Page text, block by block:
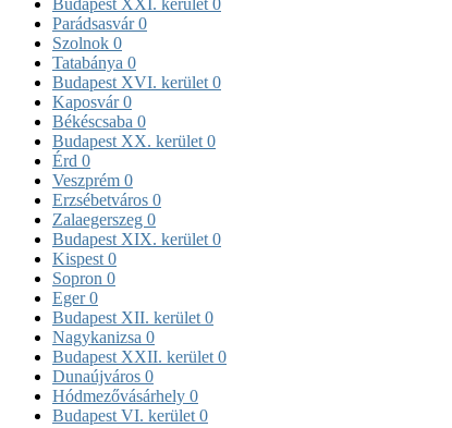
Budapest XXI. kerület 0
Parádsasvár0
Szolnok 0
Tatabánya 0
Budapest XVI. kerület 0
Kaposvár0
Békéscsaba 0
Budapest XX. kerület 0
Érd 0
Veszprém 0
Erzsébetváros 0
Zalaegerszeg 0
Budapest XIX. kerület 0
Kispest 0
Sopron 0
Eger0
Budapest XII. kerület 0
Nagykanizsa 0
Budapest XXII. kerület 0
Dunaújváros 0
Hódmezővásárhely 0
Budapest VI. kerület 0